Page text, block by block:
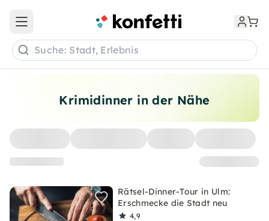
Krimidinner in der Nähe
Rätsel-Dinner-Tour in Ulm:
Erschmecke die Stadt neu
4,9
Open main menu
Suche: Stadt, Erlebnis